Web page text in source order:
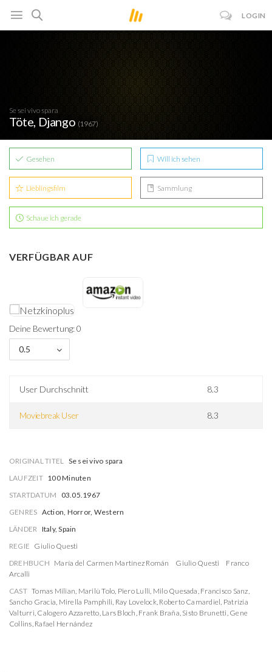
LOGIN
Se sei vivo spara
Töte, Django (1967)
Gesehen Will ich sehen
Lieblingsfilm Sammlung
Schaue ich gerade
VERFÜGBAR AUF
Deine Bewertung: 0
0.5
User Durchschnitt 8.3
Moviebreak User 8.3
ORIGINAL TITEL Se sei vivo spara
LAUFZEIT 100 Minuten
STARTDATUM
03.05.1967
GENRES Action, Horror, Western
LÄNDER Italy, Spain
REGIE Giulio Questi
DREHBUCH María del Carmen Martínez Román Giulio Questi
Franco
Arcalli
CAST Tomas Milian, Marilù Tolo, Piero Lulli, Milo Quesada, Francisco Sanz,
Sancho Gracia, Mirella Pamphili, Ray Lovelock, Roberto Camardiel, Patrizia
Valturri, Calogero Azzaretto, Lars Bloch, Frank Braña, Sisto Brunetti, Gene
Collins, Rafael Hernández